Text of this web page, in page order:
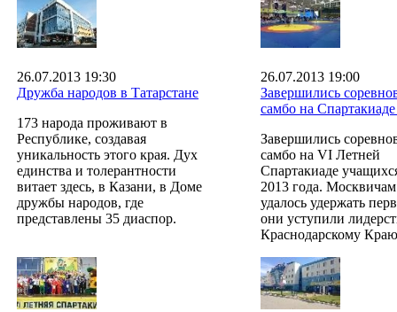
26.07.2013 19:30
Дружба народов в Татарстане
173 народа проживают в
Республике, создавая
уникальность этого края. Дух
единства и толерантности
витает здесь, в Казани, в Доме
дружбы народов, где
представлены 35 диаспор.
26.07.2013 19:00
Завершились
самбо на
Завершились
самбо на VI Летней
Спартакиаде
2013 года.
удалось удержать
они уступили
Краснодарскому